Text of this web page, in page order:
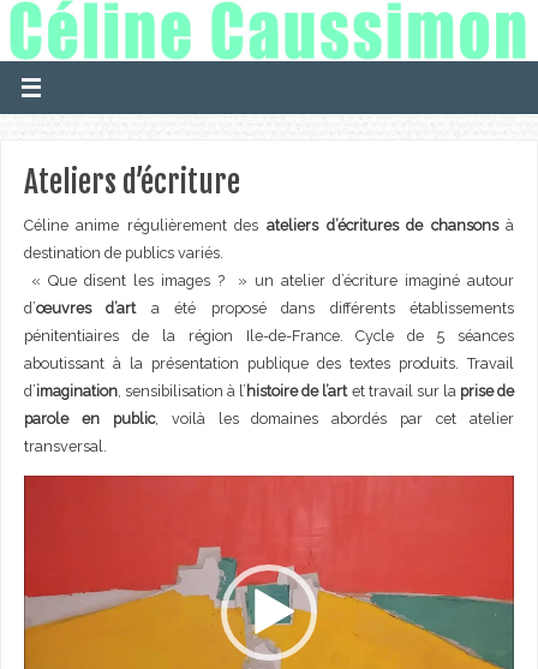
Ateliers d’écriture
Céline anime régulièrement des ateliers d’écritures de chansonsà
destination de publics variés.
« Que disent les images ? » un atelier d’écriture imaginé autour
d’œuvres d’arta été proposé dans différents établissements
pénitentiaires de la région Ile-de-France. Cycle de 5 séances
aboutissant à la présentation publique des textes produits. Travail
d’imagination, sensibilisation à l’ histoire de l’artet travail sur la prise de
parole en public, voilà les domaines abordés par cet atelier
transversal.